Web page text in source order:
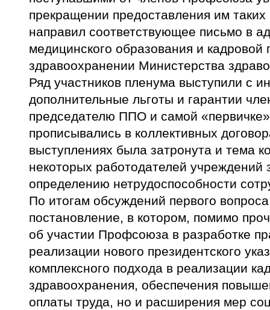
прекращении предоставления им
направил соответствующее письмо в
медицинского образования и кадровой
здравоохранении Министерства
Ряд участников пленума выступили с
дополнительные льготы и гарантии
председателю ППО и самой
прописывались в коллективных
выступлениях была затронута и тема
некоторых работодателей учреждений
определению нетрудоспособности
По итогам обсуждений первого
постановление, в котором, помимо
об участии Профсоюза в разработке
реализации нового президентского
комплексного подхода в реализации
здравоохранения, обеспечения
оплаты труда, но и расширения мер